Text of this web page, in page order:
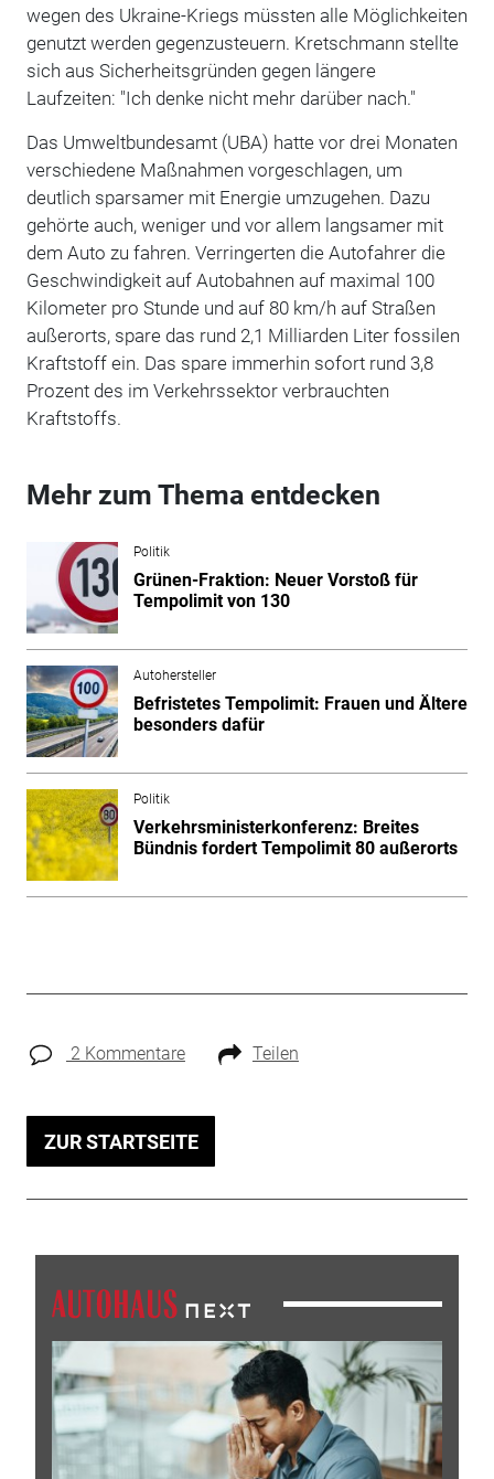
wegen des Ukraine-Kriegs müssten alle Möglichkeiten
genutzt werden gegenzusteuern. Kretschmann stellte
sich aus Sicherheitsgründen gegen längere
Laufzeiten: "Ich denke nicht mehr darüber nach."
Das Umweltbundesamt (UBA) hatte vor drei Monaten
verschiedene Maßnahmen vorgeschlagen, um
deutlich sparsamer mit Energie umzugehen. Dazu
gehörte auch, weniger und vor allem langsamer mit
dem Auto zu fahren. Verringerten die Autofahrer die
Geschwindigkeit auf Autobahnen auf maximal 100
Kilometer pro Stunde und auf 80 km/h auf Straßen
außerorts, spare das rund 2,1 Milliarden Liter fossilen
Kraftstoff ein. Das spare immerhin sofort rund 3,8
Prozent des im Verkehrssektor verbrauchten
Kraftstoffs.
Mehr zum Thema entdecken
Politik
Grünen-Fraktion: Neuer Vorstoß für
Tempolimit von 130
Autohersteller
Befristetes Tempolimit: Frauen und Ältere
besonders dafür
Politik
Verkehrsministerkonferenz: Breites
Bündnis fordert Tempolimit 80 außerorts
2 Kommentare Teilen
ZUR STARTSEITE